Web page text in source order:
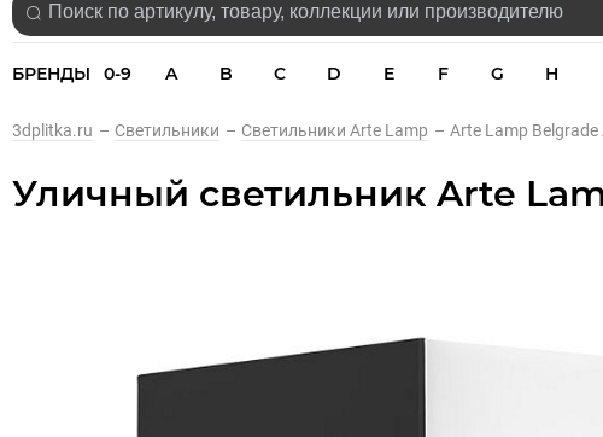
БРЕНДЫ 0-9 A B C D E F G H
3dplitka.ru – Светильники – Светильники Arte Lamp – Arte Lamp Belgrade
Уличный светильник Arte